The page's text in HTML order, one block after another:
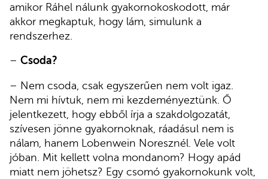
amikor Ráhel nálunk gyakornokoskodott, már
akkor megkaptuk, hogy lám, simulunk a
rendszerhez.
– Csoda?
– Nem csoda, csak egyszerűen nem volt igaz.
Nem mi hívtuk, nem mi kezdeményeztünk. Ő
jelentkezett, hogy ebből írja a szakdolgozatát,
szívesen jönne gyakornoknak, ráadásul nem is
nálam, hanem Lobenwein Noresznél. Vele volt
jóban. Mit kellett volna mondanom? Hogy apád
miatt nem jöhetsz? Egy csomó gyakornokunk volt,